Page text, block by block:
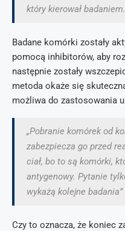
który kierował badaniem.
Badane komórki zostały
pomocą inhibitorów, aby
następnie zostały
metoda okaże się
możliwa do zastosowania
„Pobranie komórek od
zabezpiecza go przed
ciał, bo to są komórki,
antygenowy. Pytanie
wykażą kolejne
Czy to oznacza, że koniec